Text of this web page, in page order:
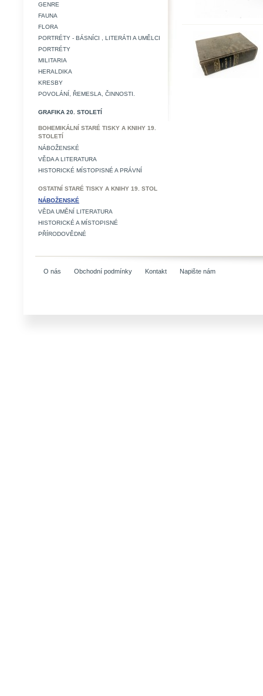
GENRE
FAUNA
FLORA
PORTRÉTY - BÁSNÍCI , LITERÁTI A UMĚLCI
PORTRÉTY
MILITARIA
HERALDIKA
KRESBY
POVOLÁNÍ, ŘEMESLA, ČINNOSTI.
GRAFIKA 20. STOLETÍ
BOHEMIKÁLNÍ STARÉ TISKY A KNIHY 19.
STOLETÍ
NÁBOŽENSKÉ
VĚDA A LITERATURA
HISTORICKÉ MÍSTOPISNÉ A PRÁVNÍ
OSTATNÍ STARÉ TISKY A KNIHY 19. STOL
NÁBOŽENSKÉ
VĚDA UMĚNÍ LITERATURA
HISTORICKÉ A MÍSTOPISNÉ
PŘÍRODOVĚDNÉ
O nás Obchodní podmínky Kontakt Napište nám